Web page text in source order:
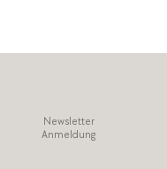
Newsletter
Anmeldung